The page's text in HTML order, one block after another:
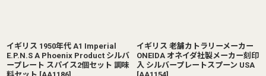
イギリス 1950年代 A1 Imperial
E.P.N.S A Phoenix Product シルバ
ープレート スパイス2個セット 調味
イギリス 老舗カトラリーメーカー
ONEIDA オネイダ社製メーカー刻印
入 シルバープレートスプーン USA